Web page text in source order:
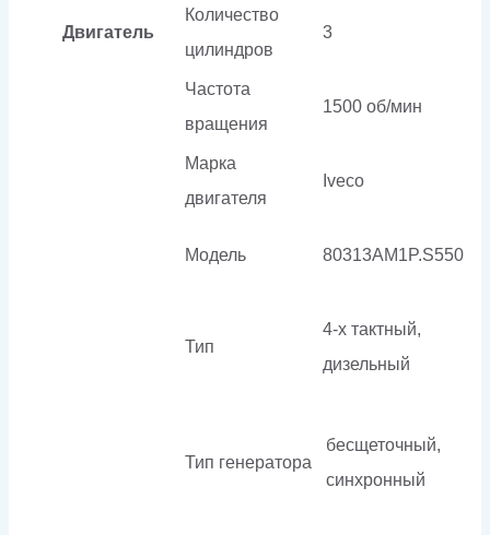
Двигатель
Количество
цилиндров
3
Частота
вращения
1500 об/мин
Марка
двигателя
Iveco
Модель 80313AM1P.S550
Тип
4-х тактный,
дизельный
Тип генератора
бесщеточный,
синхронный